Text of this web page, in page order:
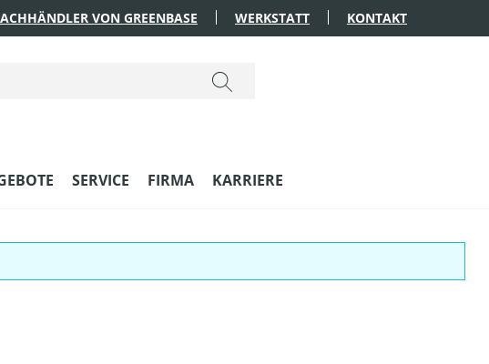
VON GREENBASE WERKSTATT KONTAKT
SERVICE FIRMA KARRIERE